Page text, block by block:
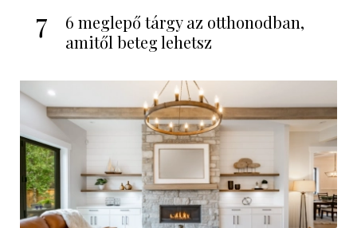
7
6 meglepő tárgy az otthonodban,
amitől beteg lehetsz